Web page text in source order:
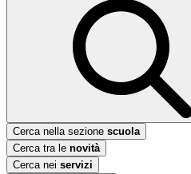
Cerca nella sezione scuola
Cerca tra le novità
Cerca nei servizi